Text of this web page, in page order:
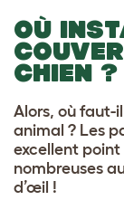
OÙ
CHIEN ?
Alors, où faut-
animal ? Les
excellent
nombreuses
d’œil !